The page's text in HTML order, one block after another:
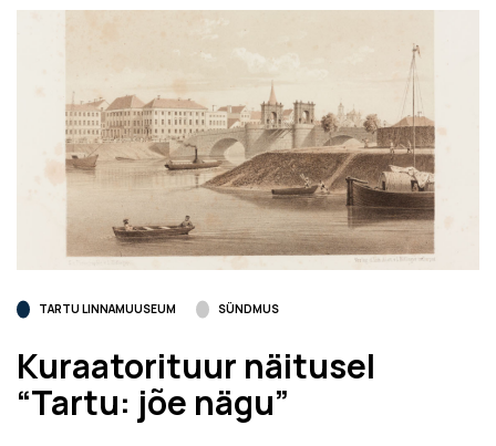
TARTU LINNAMUUSEUM SÜNDMUS
Kuraatorituur näitusel
“Tartu: jõe nägu”